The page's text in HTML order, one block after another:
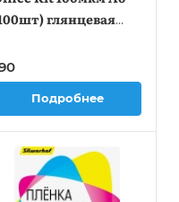
глянцевая
100)
Подробнее